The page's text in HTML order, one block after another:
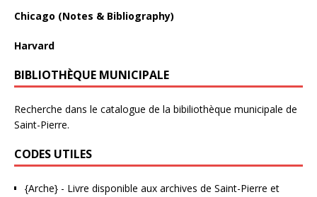
Chicago (Notes & Bibliography)
Harvard
BIBLIOTHÈQUE MUNICIPALE
Recherche dans le catalogue de la bibiliothèque municipale de
Saint-Pierre.
CODES UTILES
{Arche} - Livre disponible aux archives de Saint-Pierre et